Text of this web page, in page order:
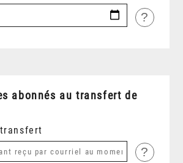
?
abonnés au transfert de
?